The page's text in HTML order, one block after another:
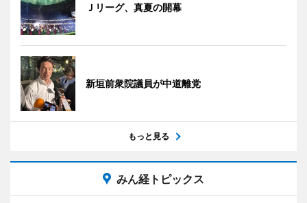
Ｊリーグ、真夏の開幕
新垣前衆院議員が中道離党
もっと見る
みん経トピックス